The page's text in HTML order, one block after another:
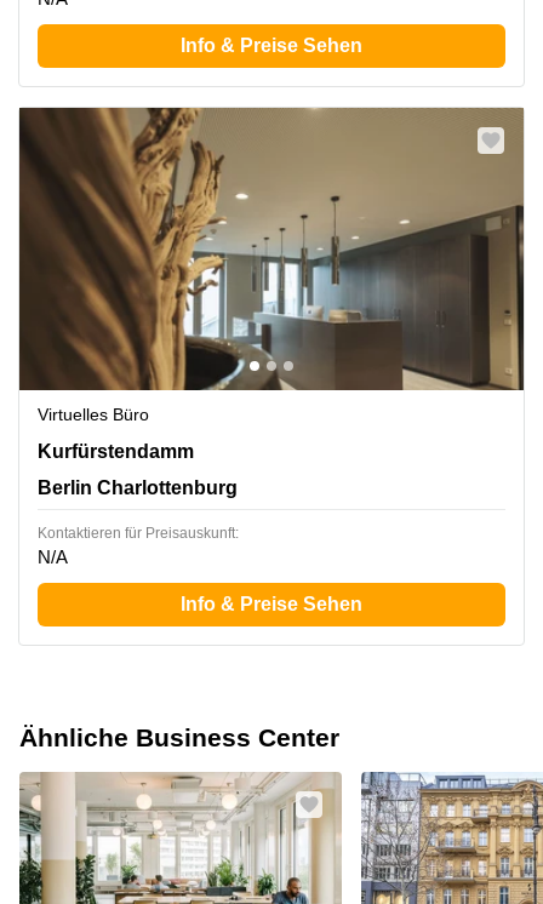
Info & Preise Sehen
Virtuelles Büro
Kurfürstendamm 14, Berlin Charlottenburg
Kurfürstendamm
Berlin Charlottenburg
Kontaktieren für Preisauskunft:
N/A
Info & Preise Sehen
Ähnliche Business Center